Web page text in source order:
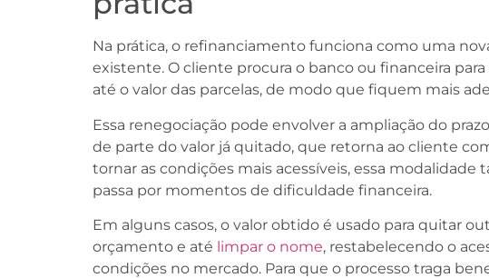
Na prática, o refinanciamento funciona como uma
existente. O cliente procura o banco ou financeira para
até o valor das parcelas, de modo que fiquem mais
Essa renegociação pode envolver a ampliação do
de parte do valor já quitado, que retorna ao cliente
tornar as condições mais acessíveis, essa
passa por momentos de dificuldade financeira.
Em alguns casos, o valor obtido é usado para quitar
orçamento e até limpar o nome, restabelecendo o
condições no mercado. Para que o processo traga